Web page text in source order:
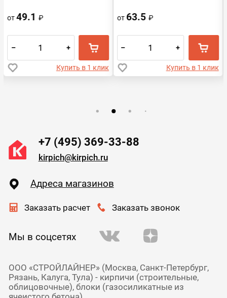
от49.1₽
– +
Купить в 1 клик
от 63.5₽
– +
Купить в 1 клик
+7 (495) 369-33-88
kirpich@kirpich.ru
Адреса магазинов
Заказать расчет Заказать звонок
Мы в соцсетях
ООО «СТРОЙЛАЙНЕР» (Москва, Санкт-Петербург,
Рязань, Калуга, Тула) - кирпичи (строительные,
облицовочные), блоки (газосиликатные из